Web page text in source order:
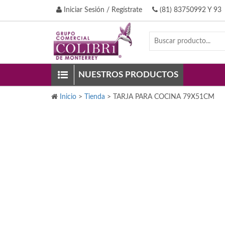
Iniciar Sesión / Regístrate (81) 83750992 Y 93
NUESTROS PRODUCTOS
Inicio > Tienda > TARJA PARA COCINA 79X51CM